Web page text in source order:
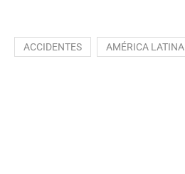
ACCIDENTES AMÉRICA LATINA